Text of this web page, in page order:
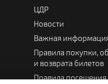
ЦДР
Новости
Важная
Правила покупки,
и возврата билетов
Правила посещения